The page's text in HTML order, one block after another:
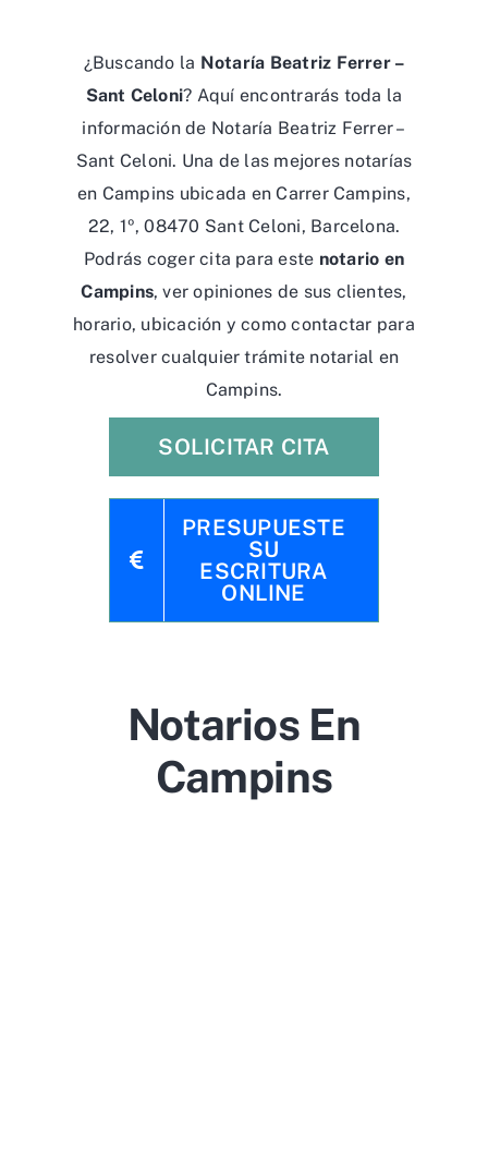
¿Buscando la Notaría Beatriz Ferrer –
Sant Celoni? Aquí encontrarás toda la
información de Notaría Beatriz Ferrer –
Sant Celoni. Una de las mejores notarías
en Campins ubicada en Carrer Campins,
22, 1º, 08470 Sant Celoni, Barcelona.
Podrás coger cita para este notario en
Campins, ver opiniones de sus clientes,
horario, ubicación y como contactar para
resolver cualquier trámite notarial en
Campins.
SOLICITAR CITA
PRESUPUESTE
SU
ESCRITURA
ONLINE
Notarios En
Campins